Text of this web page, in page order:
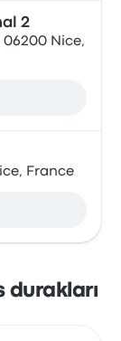
2
06200 Nice,
France
durakları